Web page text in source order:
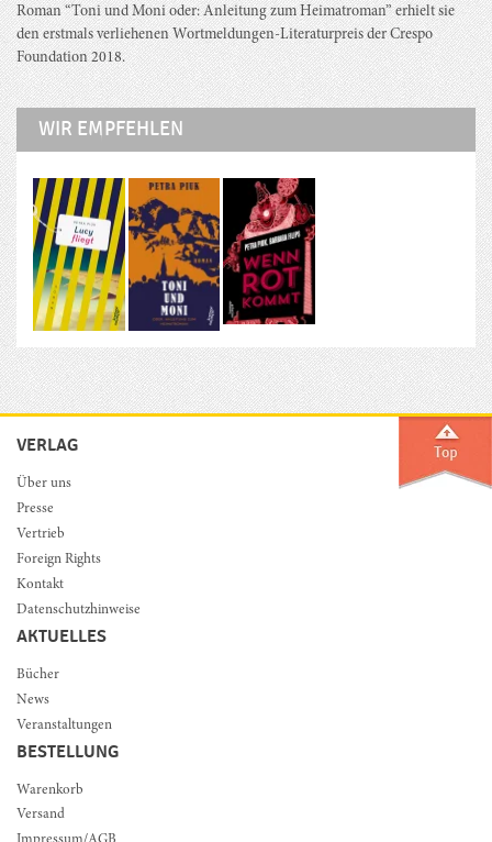
Roman “Toni und Moni oder: Anleitung zum Heimatroman” erhielt sie
den erstmals verliehenen Wortmeldungen-Literaturpreis der Crespo
Foundation 2018.
WIR EMPFEHLEN
VERLAG
Über uns
Presse
Vertrieb
Foreign Rights
Kontakt
Datenschutzhinweise
AKTUELLES
Bücher
News
Veranstaltungen
BESTELLUNG
Warenkorb
Versand